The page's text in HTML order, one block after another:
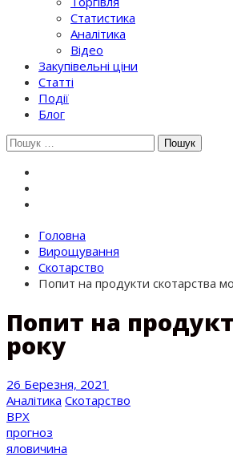
Статистика
Аналітика
Відео
Закупівельні ціни
Статті
Події
Блог
Шукати:
Головна
Вирощування
Скотарство
Попит на продукти скотарства
Попит на
року
26 Березня, 2021
Аналітика Скотарство
ВРХ
прогноз
яловичина